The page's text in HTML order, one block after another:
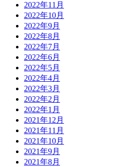
2022年11月
2022年10月
2022年9月
2022年8月
2022年7月
2022年6月
2022年5月
2022年4月
2022年3月
2022年2月
2022年1月
2021年12月
2021年11月
2021年10月
2021年9月
2021年8月